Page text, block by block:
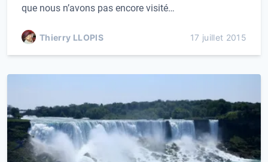
que nous n’avons pas encore visité…
Thierry LLOPIS 17 juillet 2015